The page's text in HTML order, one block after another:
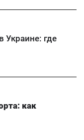
Украине: где
как